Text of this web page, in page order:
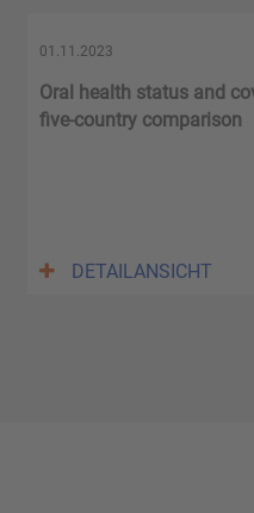
01.11.2023
Oral health status and
five-country comparison
DETAILANSICHT